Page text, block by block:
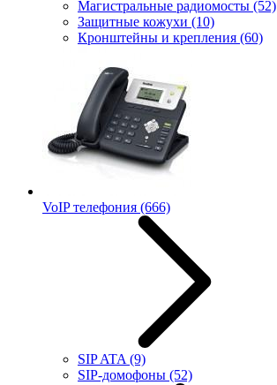
Магистральные радиомосты (52)
Защитные кожухи (10)
Кронштейны и крепления (60)
VoIP телефония (666)
SIP ATA (9)
SIP-домофоны (52)